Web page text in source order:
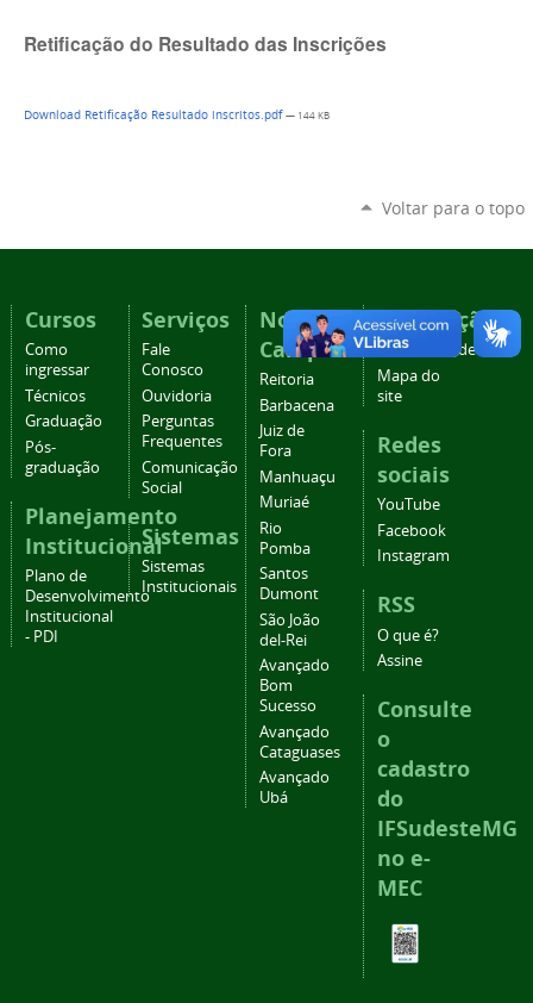
Retificação do Resultado das Inscrições
Download Retificação Resultado inscritos.pdf— 144 KB
Voltar para o topo
Cursos
Como
ingressar
Técnicos
Graduação
Pós-
graduação
Planejamento
Institucional
Plano de
Desenvolvimento
Institucional
- PDI
Serviços
Fale
Conosco
Ouvidoria
Perguntas
Frequentes
Comunicação
Social
Sistemas
Sistemas
Institucionais
Nossos
Campi
Reitoria
Barbacena
Juiz de
Fora
Manhuaçu
Muriaé
Rio
Pomba
Santos
Dumont
São João
del-Rei
Avançado
Bom
Sucesso
Avançado
Cataguases
Avançado
Ubá
Navegação
Acessibilidade
Mapa do
site
Redes
sociais
YouTube
Facebook
Instagram
RSS
O que é?
Assine
Consulte
o
cadastro
do
IFSudesteMG
no e-
MEC